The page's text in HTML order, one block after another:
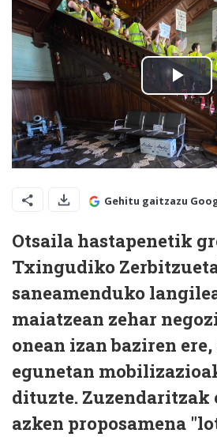
Gehitu gaitzazu
Otsaila hastapenetik
Txingudiko
saneamenduko
maiatzean zehar
onean izan baziren ere,
egunetan
dituzte. Zuzendaritzak
azken proposamena